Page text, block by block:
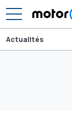
Actualités